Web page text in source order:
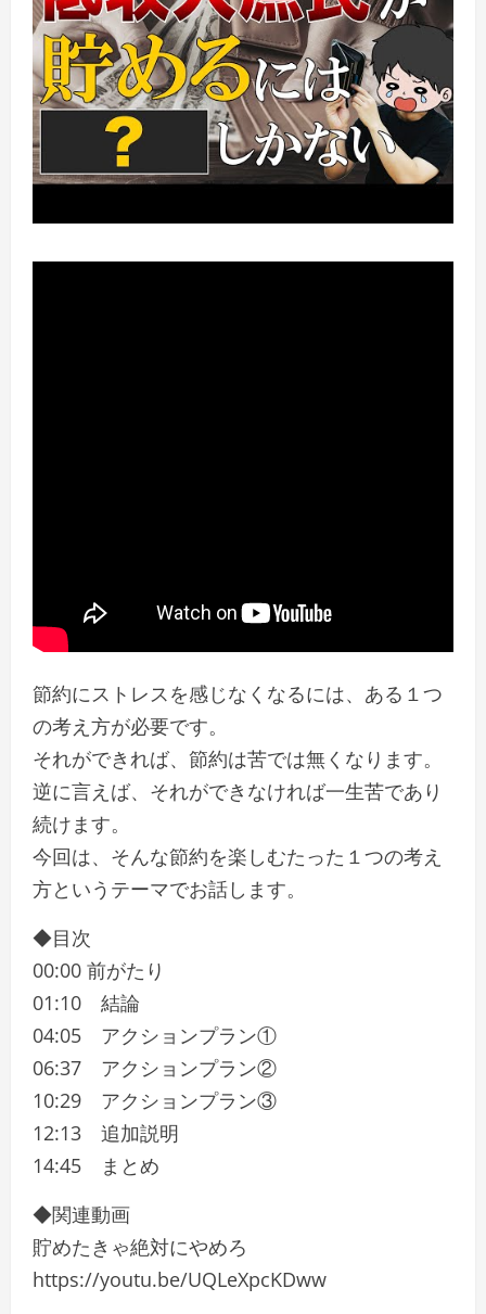
節約にストレスを感じなくなるには、ある１つ
の考え方が必要です。
それができれば、節約は苦では無くなります。
逆に言えば、それができなければ一生苦であり
続けます。
今回は、そんな節約を楽しむたった１つの考え
方というテーマでお話します。
◆目次
00:00 前がたり
01:10 結論
04:05 アクションプラン①
06:37 アクションプラン②
10:29 アクションプラン③
12:13 追加説明
14:45 まとめ
◆関連動画
貯めたきゃ絶対にやめろ
https://youtu.be/UQLeXpcKDww